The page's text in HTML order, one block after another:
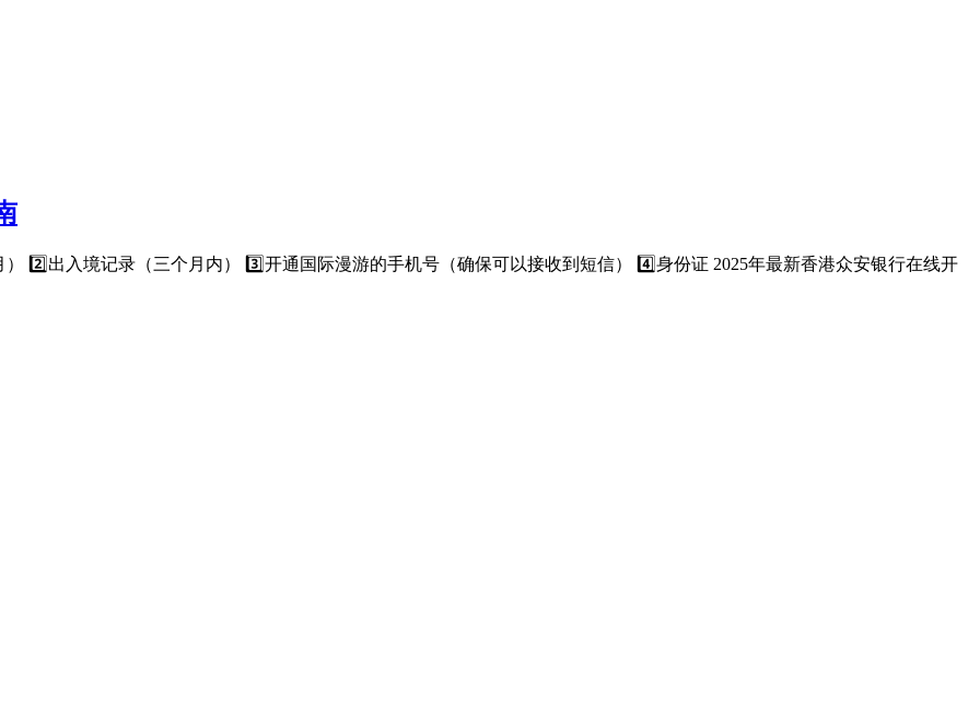
2️⃣出入境记录（三个月内） 3️⃣开通国际漫游的手机号（确保可以接收到短信） 4️⃣身份证 2025年最新香港众安银行在线开